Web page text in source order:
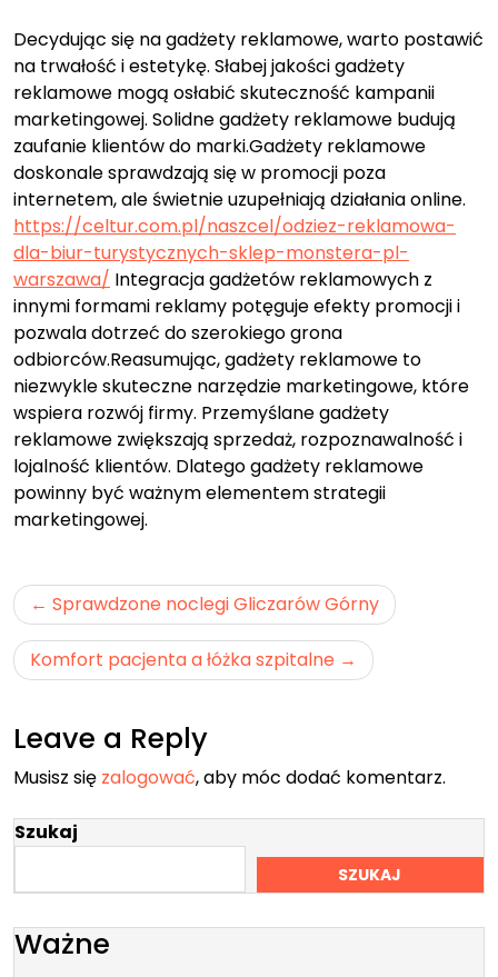
Decydując się na gadżety reklamowe, warto postawić
na trwałość i estetykę. Słabej jakości gadżety
reklamowe mogą osłabić skuteczność kampanii
marketingowej. Solidne gadżety reklamowe budują
zaufanie klientów do marki.Gadżety reklamowe
doskonale sprawdzają się w promocji poza
internetem, ale świetnie uzupełniają działania online.
https://celtur.com.pl/naszcel/odziez-reklamowa-
dla-biur-turystycznych-sklep-monstera-pl-
warszawa/ Integracja gadżetów reklamowych z
innymi formami reklamy potęguje efekty promocji i
pozwala dotrzeć do szerokiego grona
odbiorców.Reasumując, gadżety reklamowe to
niezwykle skuteczne narzędzie marketingowe, które
wspiera rozwój firmy. Przemyślane gadżety
reklamowe zwiększają sprzedaż, rozpoznawalność i
lojalność klientów. Dlatego gadżety reklamowe
powinny być ważnym elementem strategii
marketingowej.
Nawigacja
wpisu
Sprawdzone noclegi Gliczarów Górny
Komfort pacjenta a łóżka szpitalne
Leave a Reply
Musisz się zalogować, aby móc dodać komentarz.
Szukaj
SZUKAJ
Ważne